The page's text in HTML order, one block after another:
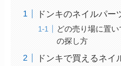
ドンキのネイルパー
どの売り場に置
の探し方
ドンキで買えるネイ